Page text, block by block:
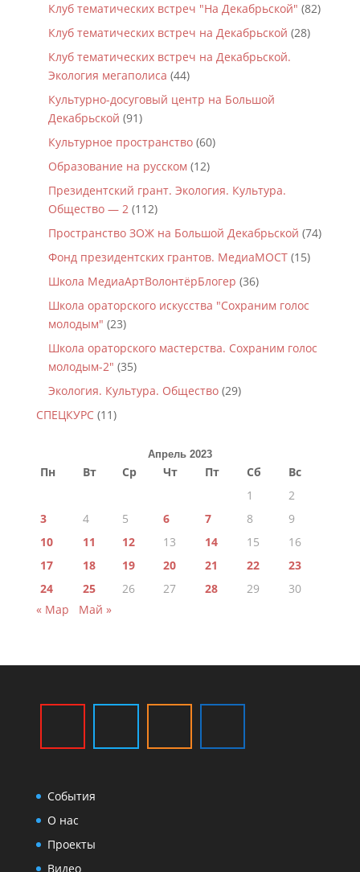
Клуб тематических встреч "На Декабрьской" (82)
Клуб тематических встреч на Декабрьской (28)
Клуб тематических встреч на Декабрьской.
Экология мегаполиса (44)
Культурно-досуговый центр на Большой
Декабрьской (91)
Культурное пространство(60)
Образование на русском (12)
Президентский грант. Экология. Культура.
Общество — 2(112)
Пространство ЗОЖ на Большой Декабрьской (74)
Фонд президентских грантов. МедиаМОСТ(15)
Школа МедиаАртВолонтёрБлогер (36)
Школа ораторского искусства "Сохраним голос
молодым" (23)
Школа ораторского мастерства. Сохраним голос
молодым-2" (35)
Экология. Культура. Общество(29)
СПЕЦКУРС(11)
Апрель 2023
Пн Вт Ср Чт Пт Сб
Вс
1
2
3
4 5 6 7 8
9
10
11 12 13 14 15
16
17
18 19 20 21 22
23
24
25 26 27 28 29
30
« Мар
Май »
События
О нас
Проекты
Видео